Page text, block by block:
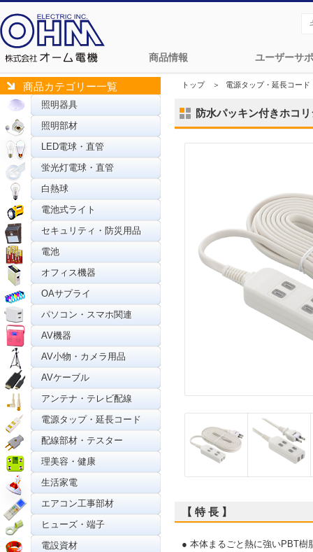
商品情報 ユーザーサ
商品カテゴリー一覧
照明器具
照明部材
LED電球・直管
蛍光灯電球・直管
白熱球
電池式ライト
セキュリティ・防災用品
電池
オフィス機器
OAサプライ
パソコン・スマホ関連
AV機器
AV小物・カメラ用品
AVケーブル
アンテナ・テレビ配線
電源タップ・延長コード
配線部材・テスター
理美容・健康
生活家電
エアコン工事部材
ヒューズ・端子
電設資材
トップ＞ 電源タップ・延長コード
防水パッキン付きホコ
【 特 長 】
● 本体まるごと熱に強いPBT樹